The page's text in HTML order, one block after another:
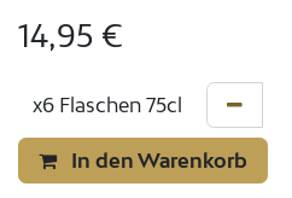
14,95 €
In den Warenkorb